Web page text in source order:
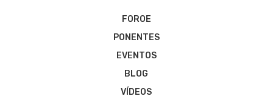
FOROE
PONENTES
EVENTOS
BLOG
VÍDEOS